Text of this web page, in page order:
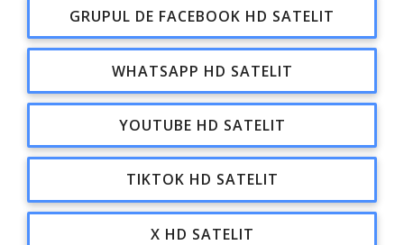
GRUPUL DE FACEBOOK HD SATELIT
WHATSAPP HD SATELIT
YOUTUBE HD SATELIT
TIKTOK HD SATELIT
X HD SATELIT